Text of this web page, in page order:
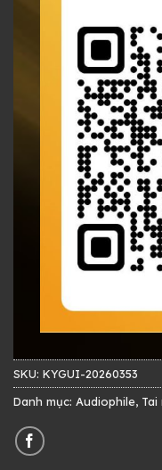
SKU: KYGUI-20260353
Danh mục: Audiophile,